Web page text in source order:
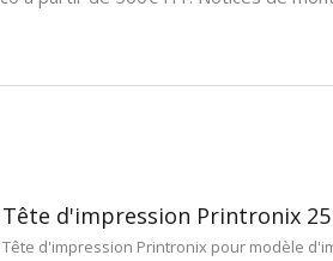
Tête d'impression Printronix
Tête d'impression Printronix pour modèle